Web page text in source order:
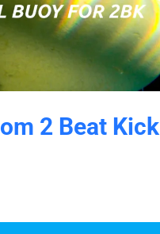
2 Beat Kick